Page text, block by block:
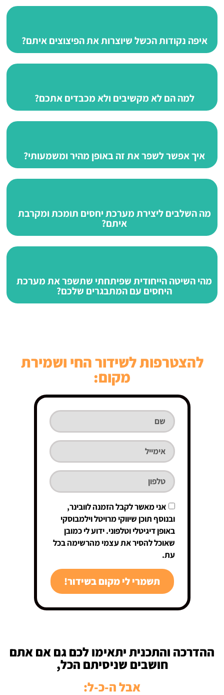
איפה נקודות הכשל שיוצרות את הפיצוצים איתם?
למה הם לא מקשיבים ולא מכבדים אתכם?
איך אפשר לשפר את זה באופן מהיר ומשמעותי?
מה השלבים ליצירת מערכת יחסים תומכת ומקרבת
איתם?
מהי השיטה הייחודית שפיתחתי שתשפר את מערכת
היחסים עם המתבגרים שלכם?
להצטרפות לשידור החי ושמירת
מקום:
אני מאשר לקבל הזמנה לוובינר,
ובנוסף תוכן שיווקי מרויטל וילמבוסקי
באופן דיגיטלי וטלפוני. ידוע לי כמובן
שאוכל להסיר את עצמי מהרשימה בכל
עת.
תשמרי לי מקום בשידור!
ההדרכה והתכנית יתאימו לכם גם אם אתם
חושבים שניסיתם הכל,
אבל ה-כ-ל: